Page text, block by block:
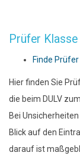
Prüfer Klasse
Finde Prüfer
Hier finden Sie
die beim DULV
Bei
Blick auf den
darauf ist